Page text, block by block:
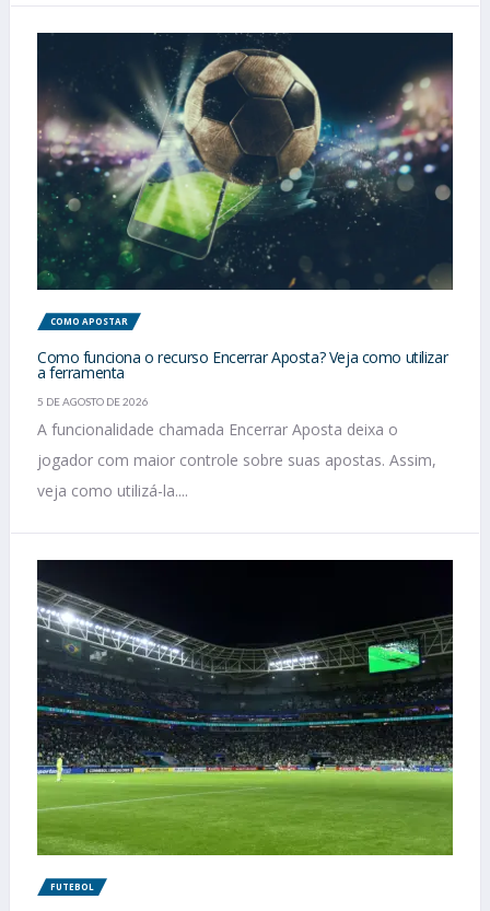
COMO APOSTAR
Como funciona o recurso Encerrar Aposta? Veja como utilizar
a ferramenta
5 DE AGOSTO DE 2026
A funcionalidade chamada Encerrar Aposta deixa o
jogador com maior controle sobre suas apostas. Assim,
veja como utilizá-la....
FUTEBOL